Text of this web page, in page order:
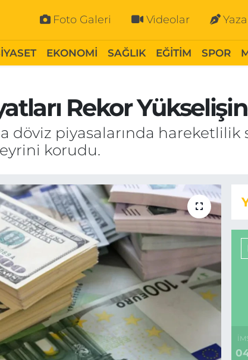
Foto Galeri Videolar
EKONOMİ SAĞLIK EĞİTİM SPOR
Rekor
döviz piyasalarında hareketlilik
korudu.